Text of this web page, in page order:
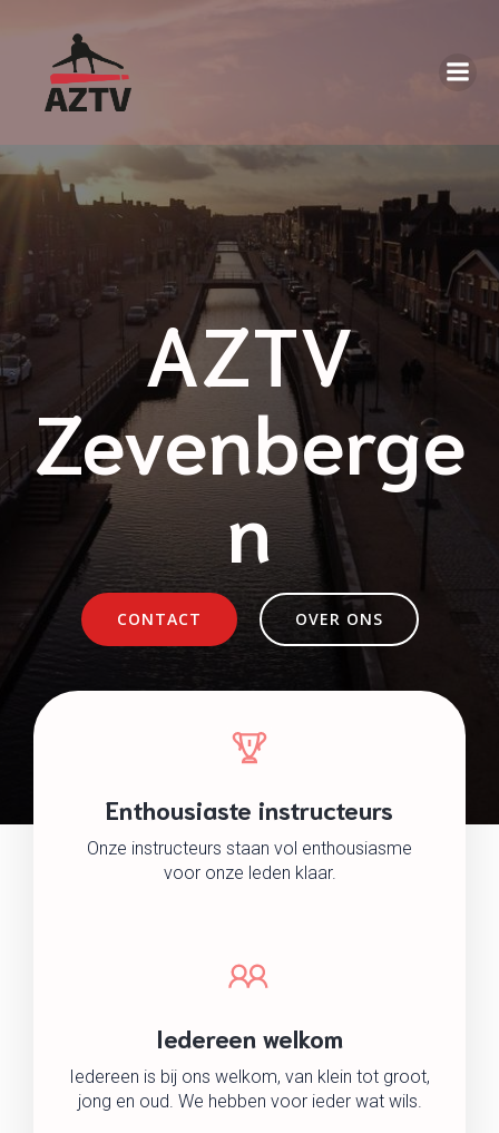
AZTV
Zevenberge
n
CONTACT OVER ONS
Enthousiaste instructeurs
Onze instructeurs staan vol enthousiasme
voor onze leden klaar.
Iedereen welkom
Iedereen is bij ons welkom, van klein tot groot,
jong en oud. We hebben voor ieder wat wils.